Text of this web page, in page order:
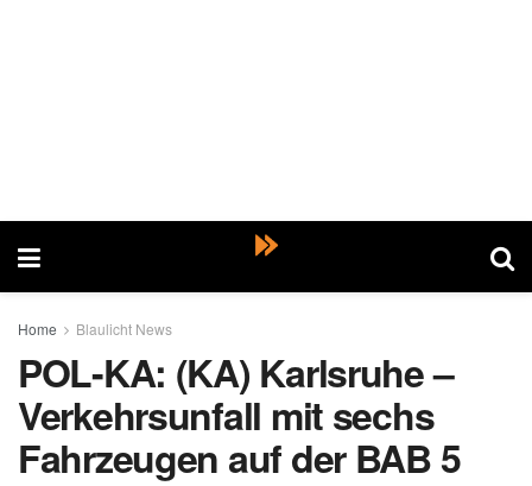
Home Blaulicht News
POL-KA: (KA) Karlsruhe –
Verkehrsunfall mit sechs
Fahrzeugen auf der BAB 5